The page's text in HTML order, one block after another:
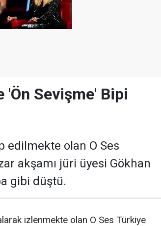
'Ön Sevişme' Bipi
edilmekte olan O Ses
akşamı jüri üyesi Gökhan
gibi düştü.
izlenmekte olan O Ses Türkiye